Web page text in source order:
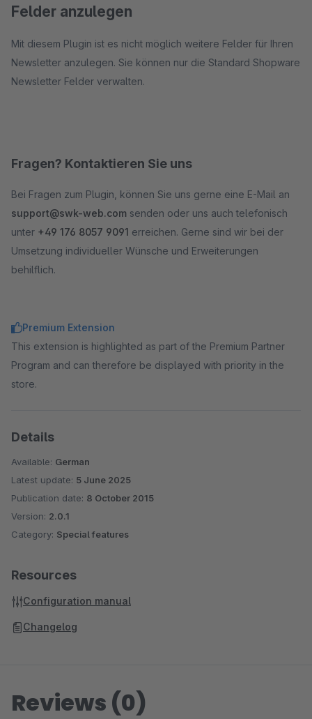
Felder anzulegen
Mit diesem Plugin ist es nicht möglich weitere Felder für Ihren
Newsletter anzulegen. Sie können nur die Standard Shopware
Newsletter Felder verwalten.
Fragen? Kontaktieren Sie uns
Bei Fragen zum Plugin, können Sie uns gerne eine E-Mail an
support@swk-web.com senden oder uns auch telefonisch
unter +49 176 8057 9091 erreichen. Gerne sind wir bei der
Umsetzung individueller Wünsche und Erweiterungen
behilflich.
Premium Extension
This extension is highlighted as part of the Premium Partner
Program and can therefore be displayed with priority in the
store.
Details
Available: German
Latest update: 5 June 2025
Publication date: 8 October 2015
Version: 2.0.1
Category: Special features
Resources
Configuration manual
Changelog
Reviews (0)